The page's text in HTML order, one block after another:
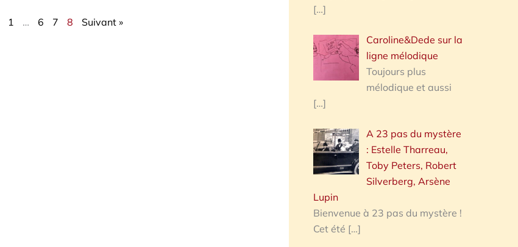
1 … 6 7 8 Suivant »
[…]
Caroline&Dede sur la
ligne mélodique
Toujours plus
mélodique et aussi
[…]
A 23 pas du mystère
: Estelle Tharreau,
Toby Peters, Robert
Silverberg, Arsène
Lupin
Bienvenue à 23 pas du mystère !
Cet été […]